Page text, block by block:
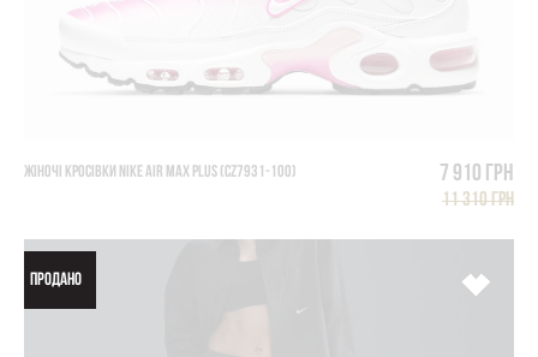
ЖІНОЧІ КРОСІВКИ NIKE AIR MAX PLUS (CZ7931-100) 7 910 грн
11 310 грн
ПРОДАНО